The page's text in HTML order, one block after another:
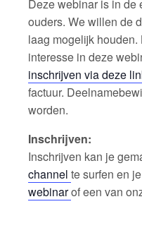
Deze webinar is in de
ouders. We willen de
laag mogelijk
interesse in deze
inschrijven via deze
factuur.
worden.
Inschrijven:
Inschrijven kan je
channelte surfen en
webinarof een van